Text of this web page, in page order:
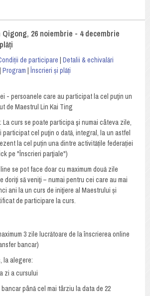
26 noiembrie - 4 decembrie
de participare | Detalii & echivalări
| Program | Înscrieri și plăți
- persoanele care au participat la cel puţin un
de Maestrul Lin Kai Ting
: La curs se poate participa şi numai câteva zile,
participat cel puţin o dată, integral, la un astfel
la cel puțin una dintre activitățile federației
pe "Înscrieri parţiale")
se pot face doar cu maximum două zile
doriţi să veniţi – numai pentru cei care au mai
ani la un curs de iniţiere al Maestrului și
de participare la curs.
3 zile lucrătoare de la înscrierea online
bancar)
la alegere:
zi a cursului
până cel mai târziu la data de 22